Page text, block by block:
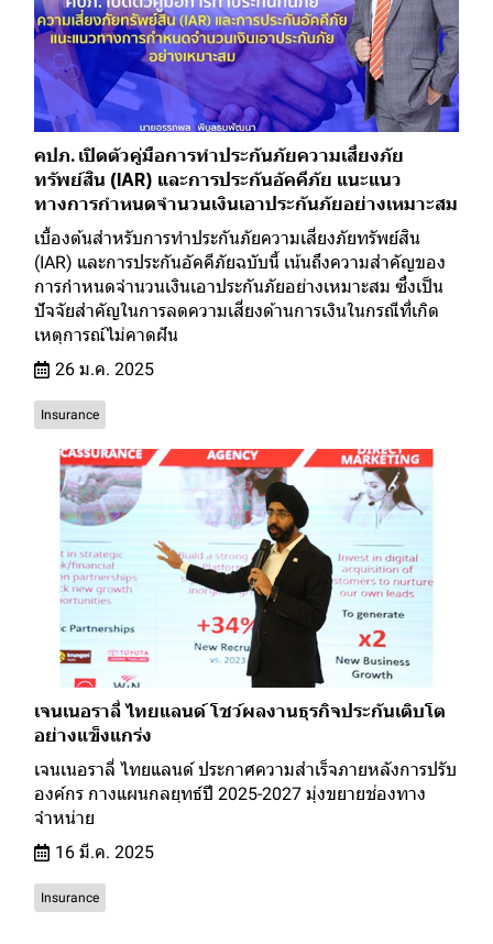
คปภ. เปิดตัวคู่มือการทำประกันภัยความเสี่ยงภัย
ทรัพย์สิน (IAR) และการประกันอัคคีภัย แนะแนว
ทางการกำหนดจำนวนเงินเอาประกันภัยอย่างเหมาะสม
เบื้องต้นสำหรับการทำประกันภัยความเสี่ยงภัยทรัพย์สิน
(IAR) และการประกันอัคคีภัยฉบับนี้ เน้นถึงความสำคัญของ
การกำหนดจำนวนเงินเอาประกันภัยอย่างเหมาะสม ซึ่งเป็น
ปัจจัยสำคัญในการลดความเสี่ยงด้านการเงินในกรณีที่เกิด
เหตุการณ์ไม่คาดฝัน
26 ม.ค. 2025
Insurance
เจนเนอราลี่ ไทยแลนด์ โชว์ผลงานธุรกิจประกันเติบโต
อย่างแข็งแกร่ง
เจนเนอราลี่ ไทยแลนด์ ประกาศความสำเร็จภายหลังการปรับ
องค์กร กางแผนกลยุทธ์ปี 2025-2027 มุ่งขยายช่องทาง
จำหน่าย
16 มี.ค. 2025
Insurance